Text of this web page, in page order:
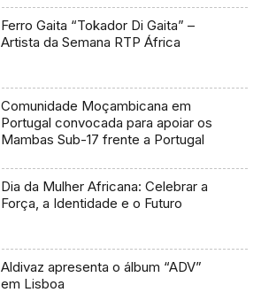
Ferro Gaita “Tokador Di Gaita” –
Artista da Semana RTP África
Comunidade Moçambicana em
Portugal convocada para apoiar os
Mambas Sub-17 frente a Portugal
Dia da Mulher Africana: Celebrar a
Força, a Identidade e o Futuro
Aldivaz apresenta o álbum “ADV”
em Lisboa